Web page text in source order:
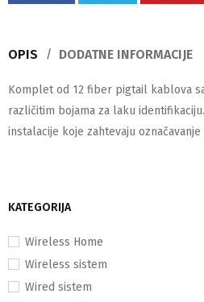
KATEGORIJA
Wireless Home
Wireless sistem
Wired sistem
OPIS DODATNE INFORMACIJE
Komplet od 12 fiber pigtail kablova
različitim bojama za laku
instalacije koje zahtevaju